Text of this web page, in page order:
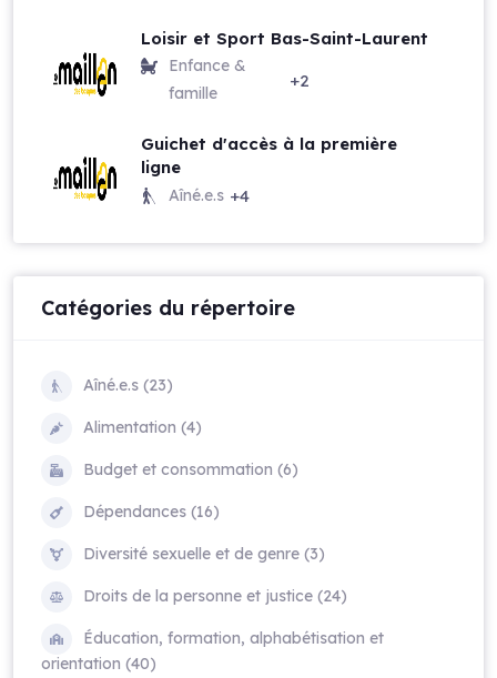
Loisir et Sport Bas-Saint-Laurent
Enfance &
famille
+2
Guichet d'accès à la première
ligne
Aîné.e.s +4
Catégories du répertoire
Aîné.e.s (23)
Alimentation (4)
Budget et consommation (6)
Dépendances (16)
Diversité sexuelle et de genre (3)
Droits de la personne et justice (24)
Éducation, formation, alphabétisation et
orientation (40)